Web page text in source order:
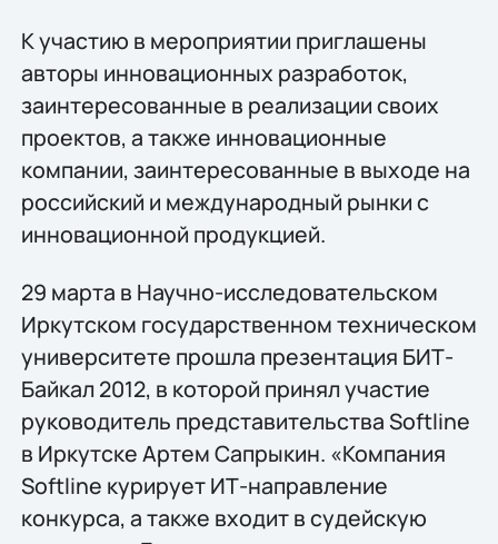
К участию в мероприятии приглашены
авторы инновационных разработок,
заинтересованные в реализации своих
проектов, а также инновационные
компании, заинтересованные в выходе на
российский и международный рынки с
инновационной продукцией.
29 марта в Научно-исследовательском
Иркутском государственном техническом
университете прошла презентация БИТ-
Байкал 2012, в которой принял участие
руководитель представительства Softline
в Иркутске Артем Сапрыкин. «Компания
Softline курирует ИТ-направление
конкурса, а также входит в судейскую